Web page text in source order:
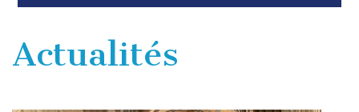
Actualités